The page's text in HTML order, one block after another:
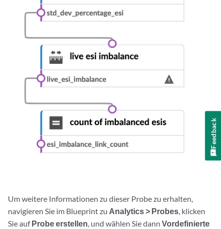
Um weitere Informationen zu dieser Probe zu erhalten,
navigieren Sie im Blueprint zu Analytics > Probes, klicken
Sie aufProbe erstellen, und wählen Sie dann Vordefinierte
Feedback